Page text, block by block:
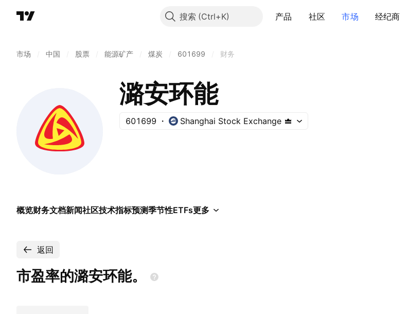
搜索 产品 社区 市场 经纪商
市场 中国 股票 能源矿产 煤炭 601699 财务
潞安环能
601699 Shanghai Stock Exchange
概览财务文档新闻社区技术指标预测季节性ETFs更多
返回
市盈率的潞安环能。